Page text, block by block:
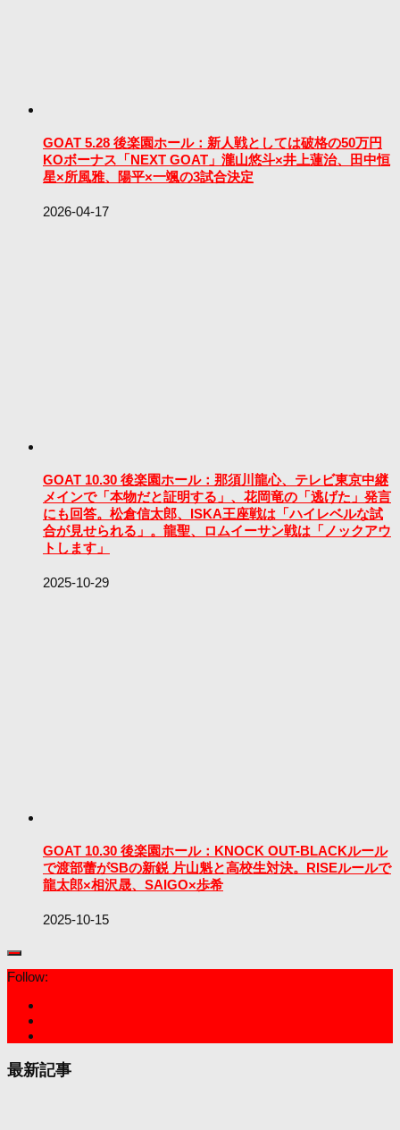
GOAT 5.28 後楽園ホール：新人戦としては破格の50万円
KOボーナス「NEXT GOAT」瀧山悠斗×井上蓮治、田中恒
星×所風雅、陽平×一颯の3試合決定
2026-04-17
GOAT 10.30 後楽園ホール：那須川龍心、テレビ東京中継
メインで「本物だと証明する」、花岡竜の「逃げた」発言
にも回答。松倉信太郎、ISKA王座戦は「ハイレベルな試
合が見せられる」。龍聖、ロムイーサン戦は「ノックアウ
トします」
2025-10-29
GOAT 10.30 後楽園ホール：KNOCK OUT-BLACKルール
で渡部蕾がSBの新鋭 片山魁と高校生対決。RISEルールで
龍太郎×相沢晟、SAIGO×歩希
2025-10-15
Follow:
最新記事